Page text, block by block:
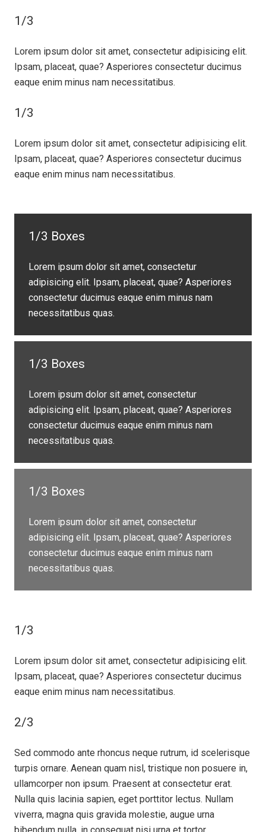
1/3
Lorem ipsum dolor sit amet, consectetur adipisicing elit.
Ipsam, placeat, quae? Asperiores consectetur ducimus
eaque enim minus nam necessitatibus.
1/3
Lorem ipsum dolor sit amet, consectetur adipisicing elit.
Ipsam, placeat, quae? Asperiores consectetur ducimus
eaque enim minus nam necessitatibus.
1/3 Boxes
Lorem ipsum dolor sit amet, consectetur
adipisicing elit. Ipsam, placeat, quae? Asperiores
consectetur ducimus eaque enim minus nam
necessitatibus quas.
1/3 Boxes
Lorem ipsum dolor sit amet, consectetur
adipisicing elit. Ipsam, placeat, quae? Asperiores
consectetur ducimus eaque enim minus nam
necessitatibus quas.
1/3 Boxes
Lorem ipsum dolor sit amet, consectetur
adipisicing elit. Ipsam, placeat, quae? Asperiores
consectetur ducimus eaque enim minus nam
necessitatibus quas.
1/3
Lorem ipsum dolor sit amet, consectetur adipisicing elit.
Ipsam, placeat, quae? Asperiores consectetur ducimus
eaque enim minus nam necessitatibus.
2/3
Sed commodo ante rhoncus neque rutrum, id scelerisque
turpis ornare. Aenean quam nisl, tristique non posuere in,
ullamcorper non ipsum. Praesent at consectetur erat.
Nulla quis lacinia sapien, eget porttitor lectus. Nullam
viverra, magna quis gravida molestie, augue urna